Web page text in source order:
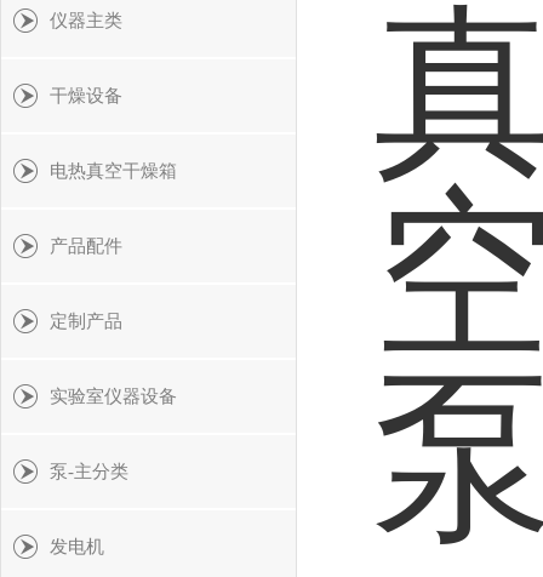
仪器主类
干燥设备
电热真空干燥箱
产品配件
定制产品
实验室仪器设备
泵-主分类
发电机